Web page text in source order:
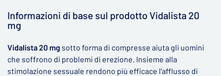
▶
Informazioni di base sul prodotto Vidalista 20
mg
Vidalista 20 mg sotto forma di compresse aiuta gli uomini
che soffrono di problemi di erezione. Insieme alla
stimolazione sessuale rendono più efficace l'afflusso di